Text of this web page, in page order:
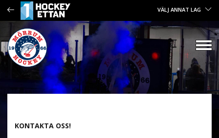
VÄLJ ANNAT LAG
KONTAKTA OSS!